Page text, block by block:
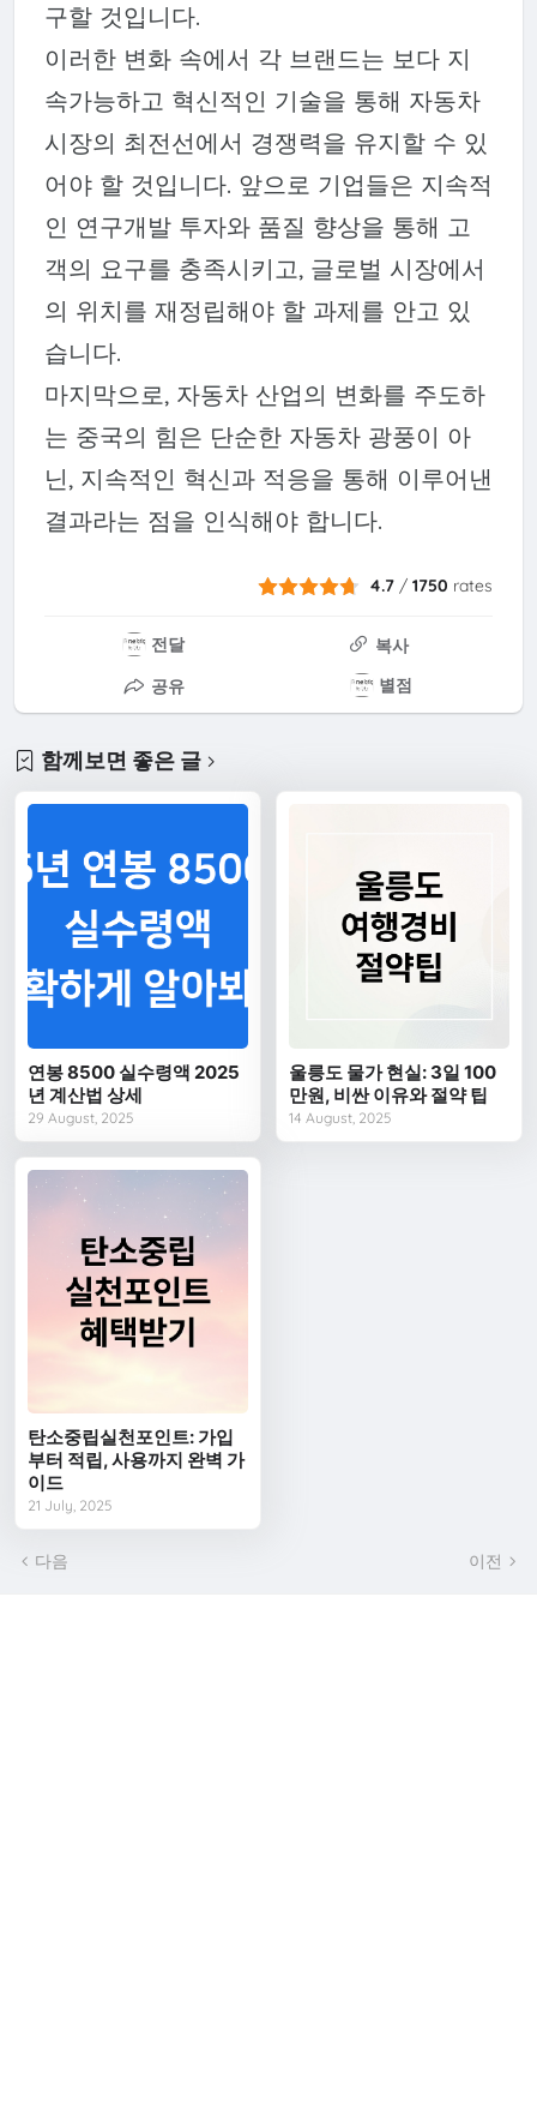
구할 것입니다.
이러한 변화 속에서 각 브랜드는 보다 지
속가능하고 혁신적인 기술을 통해 자동차
시장의 최전선에서 경쟁력을 유지할 수 있
어야 할 것입니다. 앞으로 기업들은 지속적
인 연구개발 투자와 품질 향상을 통해 고
객의 요구를 충족시키고, 글로벌 시장에서
의 위치를 재정립해야 할 과제를 안고 있
습니다.
마지막으로, 자동차 산업의 변화를 주도하
는 중국의 힘은 단순한 자동차 광풍이 아
닌, 지속적인 혁신과 적응을 통해 이루어낸
결과라는 점을 인식해야 합니다.
4.7 /1750 rates
전달
복사
공유
별점
함께보면 좋은 글
연봉 8500 실수령액 2025
년 계산법 상세
29 August, 2025
울릉도 물가 현실: 3일 100
만원, 비싼 이유와 절약 팁
14 August, 2025
탄소중립실천포인트: 가입
부터 적립, 사용까지 완벽 가
이드
21 July, 2025
다음 이전